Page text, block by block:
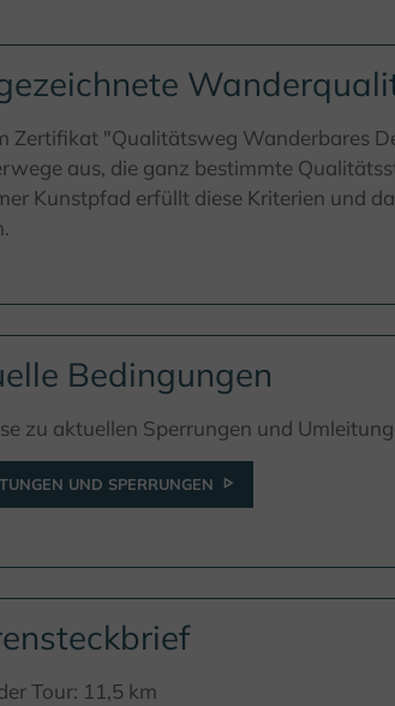
Zertifikat "Qualitätsweg Wanderbares
aus, die ganz bestimmte
Kunstpfad erfüllt diese Kriterien und
Bedingungen
zu aktuellen Sperrungen und
UND SPERRUNGEN
Tour: 11,5 km